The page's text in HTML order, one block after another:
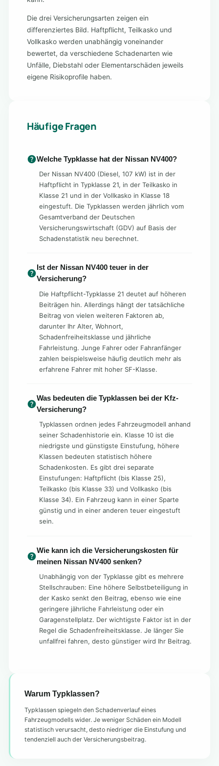
Die drei Versicherungsarten zeigen ein
differenziertes Bild. Haftpflicht, Teilkasko und
Vollkasko werden unabhängig voneinander
bewertet, da verschiedene Schadenarten wie
Unfälle, Diebstahl oder Elementarschäden jeweils
eigene Risikoprofile haben.
Häufige Fragen
Welche Typklasse hat der Nissan NV400?
Der Nissan NV400 (Diesel, 107 kW) ist in der
Haftpflicht in Typklasse 21, in der Teilkasko in
Klasse 21 und in der Vollkasko in Klasse 18
eingestuft. Die Typklassen werden jährlich vom
Gesamtverband der Deutschen
Versicherungswirtschaft (GDV) auf Basis der
Schadenstatistik neu berechnet.
Ist der Nissan NV400 teuer in der
Versicherung?
Die Haftpflicht-Typklasse 21 deutet auf höheren
Beiträgen hin. Allerdings hängt der tatsächliche
Beitrag von vielen weiteren Faktoren ab,
darunter Ihr Alter, Wohnort,
Schadenfreiheitsklasse und jährliche
Fahrleistung. Junge Fahrer oder Fahranfänger
zahlen beispielsweise häufig deutlich mehr als
erfahrene Fahrer mit hoher SF-Klasse.
Was bedeuten die Typklassen bei der Kfz-
Versicherung?
Typklassen ordnen jedes Fahrzeugmodell anhand
seiner Schadenhistorie ein. Klasse 10 ist die
niedrigste und günstigste Einstufung, höhere
Klassen bedeuten statistisch höhere
Schadenkosten. Es gibt drei separate
Einstufungen: Haftpflicht (bis Klasse 25),
Teilkasko (bis Klasse 33) und Vollkasko (bis
Klasse 34). Ein Fahrzeug kann in einer Sparte
günstig und in einer anderen teuer eingestuft
sein.
Wie kann ich die Versicherungskosten für
meinen Nissan NV400 senken?
Unabhängig von der Typklasse gibt es mehrere
Stellschrauben: Eine höhere Selbstbeteiligung in
der Kasko senkt den Beitrag, ebenso wie eine
geringere jährliche Fahrleistung oder ein
Garagenstellplatz. Der wichtigste Faktor ist in der
Regel die Schadenfreiheitsklasse. Je länger Sie
unfallfrei fahren, desto günstiger wird Ihr Beitrag.
Warum Typklassen?
Typklassen spiegeln den Schadenverlauf eines
Fahrzeugmodells wider. Je weniger Schäden ein Modell
statistisch verursacht, desto niedriger die Einstufung und
tendenziell auch der Versicherungsbeitrag.